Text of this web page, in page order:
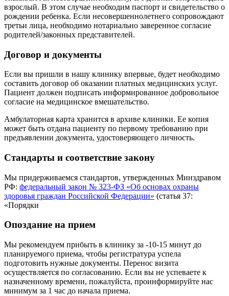
взрослый. В этом случае необходим паспорт и свидетельство о
рождении ребенка. Если несовершеннолетнего сопровождают
третьи лица, необходимо нотариально заверенное согласие
родителей/законных представителей.
Договор и документы
Если вы пришли в нашу клинику впервые, будет необходимо
составить договор об оказании платных медицинских услуг.
Пациент должен подписать информированное добровольное
согласие на медицинское вмешательство.
Амбулаторная карта хранится в архиве клиники. Ее копия
может быть отдана пациенту по первому требованию при
предъявлении документа, удостоверяющего личность.
Стандарты и соответствие закону
Мы придерживаемся стандартов, утвержденных Минздравом
РФ: федеральный закон № 323-ФЗ «Об основах охраны
здоровья граждан Российской Федерации» (статья 37:
«Порядки
Опоздание на прием
Мы рекомендуем прибыть в клинику за -10-15 минут до
планируемого приема, чтобы регистратура успела
подготовить нужные документы. Перенос визита
осуществляется по согласованию. Если вы не успеваете к
назначенному времени, пожалуйста, проинформируйте нас
минимум за 1 час до начала приема.